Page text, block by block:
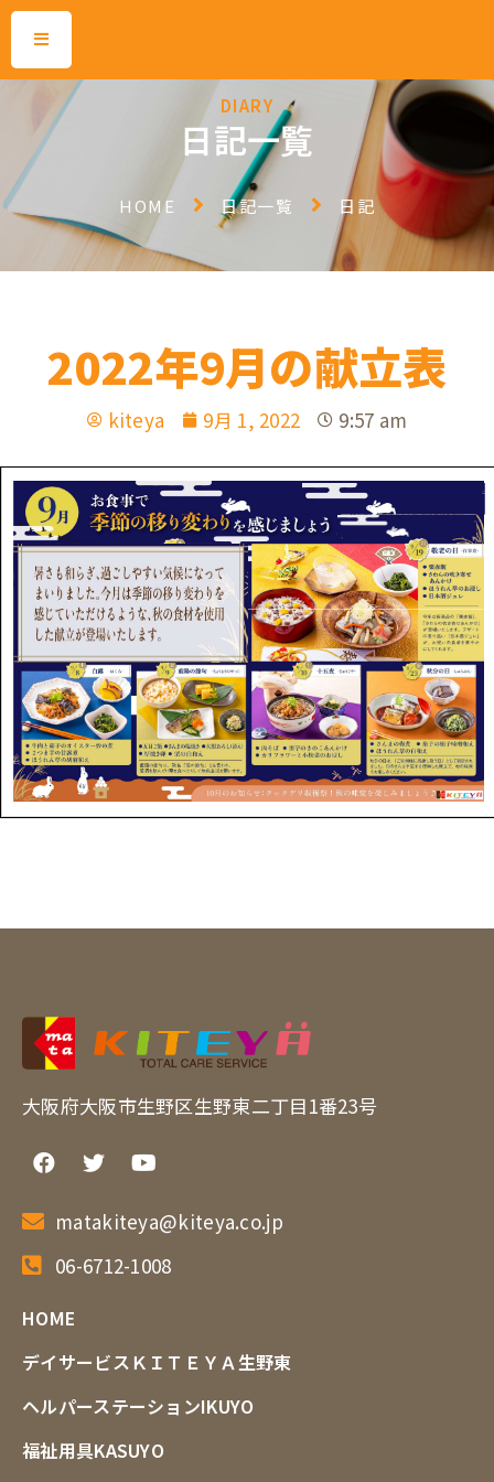
DIARY
日記一覧
HOME 日記一覧 日記
2022年9月の献立表
kiteya 9月 1, 2022 9:57 am
大阪府大阪市生野区生野東二丁目1番23号
matakiteya@kiteya.co.jp
06-6712-1008
HOME
デイサービスＫＩＴＥＹＡ生野東
ヘルパーステーションIKUYO
福祉用具KASUYO